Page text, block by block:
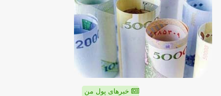
خبرهای پول من